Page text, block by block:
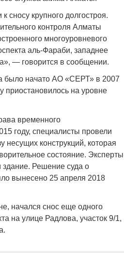
сносу крупного долгостроя.
контроля Алматы
многоуровневого
аль-Фараби, западнее
— говорится в сообщении.
было начато АО «СЕРТ» в 2007
приостановилось на уровне
временного
году, специалисты провели
несущих конструкций, которая
состояние. Эксперты
здание. Решение суда о
вынесено 25 апреля 2018
начался снос еще одного
на улице Радлова, участок 9/1,